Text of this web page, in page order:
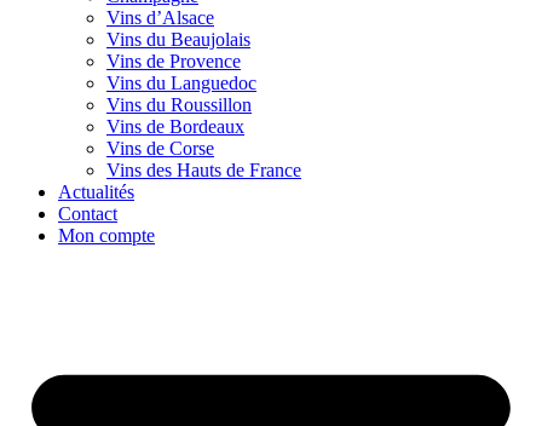
Vins d’Alsace
Vins du Beaujolais
Vins de Provence
Vins du Languedoc
Vins du Roussillon
Vins de Bordeaux
Vins de Corse
Vins des Hauts de France
Actualités
Contact
Mon compte